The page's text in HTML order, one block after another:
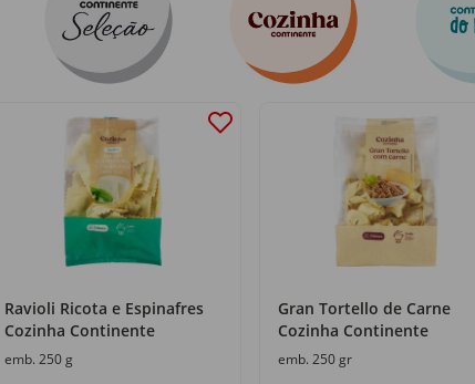
Ravioli Ricota e Espinafres
Cozinha Continente
emb. 250 g
Gran Tortello de Carne
Cozinha Continente
emb. 250 gr